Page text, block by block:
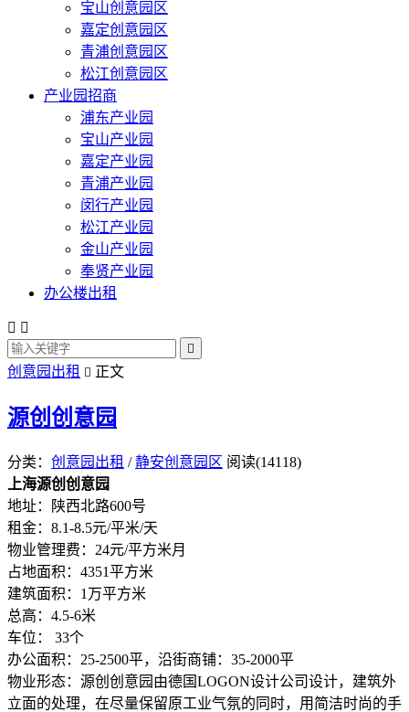
宝山创意园区
嘉定创意园区
青浦创意园区
松江创意园区
产业园招商
浦东产业园
宝山产业园
嘉定产业园
青浦产业园
闵行产业园
松江产业园
金山产业园
奉贤产业园
办公楼出租
 

创意园出租  正文
源创创意园
分类： 创意园出租 /静安创意园区 阅读(14118)
上海源创创意园
地址：陕西北路600号
租金：8.1-8.5元/平米/天
物业管理费：24元/平方米月
占地面积：4351平方米
建筑面积：1万平方米
总高：4.5-6米
车位： 33个
办公面积：25-2500平，沿街商铺：35-2000平
物业形态：源创创意园由德国LOGON设计公司设计，建筑外
立面的处理，在尽量保留原工业气氛的同时，用简洁时尚的手